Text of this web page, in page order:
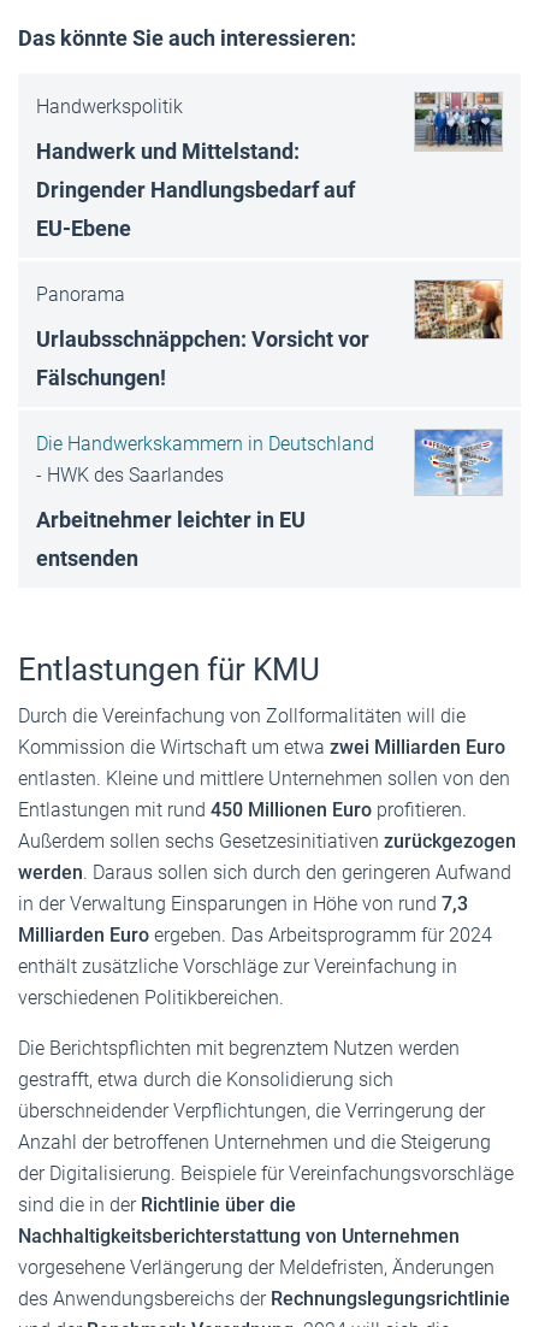
Das könnte Sie auch interessieren:
Handwerkspolitik
Handwerk und Mittelstand:
Dringender Handlungsbedarf auf
EU-Ebene
Panorama
Urlaubsschnäppchen: Vorsicht vor
Fälschungen!
Die Handwerkskammern in Deutschland
- HWK des Saarlandes
Arbeitnehmer leichter in EU
entsenden
Entlastungen für KMU
Durch die Vereinfachung von Zollformalitäten will die
Kommission die Wirtschaft um etwa zwei Milliarden Euro
entlasten. Kleine und mittlere Unternehmen sollen von den
Entlastungen mit rund 450 Millionen Euro profitieren.
Außerdem sollen sechs Gesetzesinitiativen zurückgezogen
werden. Daraus sollen sich durch den geringeren Aufwand
in der Verwaltung Einsparungen in Höhe von rund 7,3
Milliarden Euro ergeben. Das Arbeitsprogramm für 2024
enthält zusätzliche Vorschläge zur Vereinfachung in
verschiedenen Politikbereichen.
Die Berichtspflichten mit begrenztem Nutzen werden
gestrafft, etwa durch die Konsolidierung sich
überschneidender Verpflichtungen, die Verringerung der
Anzahl der betroffenen Unternehmen und die Steigerung
der Digitalisierung. Beispiele für Vereinfachungsvorschläge
sind die in der Richtlinie über die
Nachhaltigkeitsberichterstattung von Unternehmen
vorgesehene Verlängerung der Meldefristen, Änderungen
des Anwendungsbereichs der Rechnungslegungsrichtlinie